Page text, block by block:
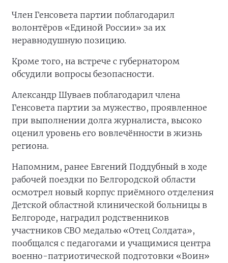
Член Генсовета партии поблагодарил
волонтёров «Единой России» за их
неравнодушную позицию.
Кроме того, на встрече с губернатором
обсудили вопросы безопасности.
Александр Шуваев поблагодарил члена
Генсовета партии за мужество, проявленное
при выполнении долга журналиста, высоко
оценил уровень его вовлечённости в жизнь
региона.
Напомним, ранее Евгений Поддубный в ходе
рабочей поездки по Белгородской области
осмотрел новый корпус приёмного отделения
Детской областной клинической больницы в
Белгороде, наградил родственников
участников СВО медалью «Отец Солдата»,
пообщался с педагогами и учащимися центра
военно-патриотической подготовки «Воин»